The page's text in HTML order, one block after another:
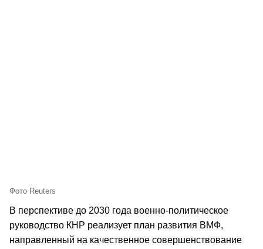
Фото Reuters
В перспективе до 2030 года военно-политическое
руководство КНР реализует план развития ВМФ,
направленный на качественное совершенствование